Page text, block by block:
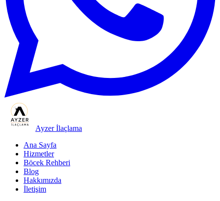
Ayzer İlaçlama
Ana Sayfa
Hizmetler
Böcek Rehberi
Blog
Hakkımızda
İletişim